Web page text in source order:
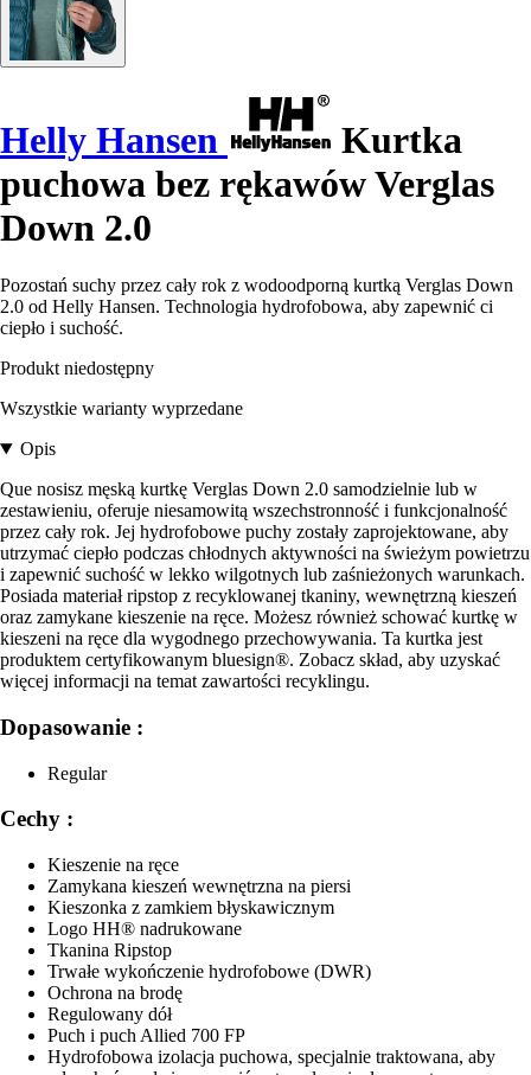
Helly Hansen
Kurtka
puchowa bez rękawów Verglas
Down 2.0
Pozostań suchy przez cały rok z wodoodporną kurtką Verglas Down
2.0 od Helly Hansen. Technologia hydrofobowa, aby zapewnić ci
ciepło i suchość.
Produkt niedostępny
Wszystkie warianty wyprzedane
Opis
Que nosisz męską kurtkę Verglas Down 2.0 samodzielnie lub w
zestawieniu, oferuje niesamowitą wszechstronność i funkcjonalność
przez cały rok. Jej hydrofobowe puchy zostały zaprojektowane, aby
utrzymać ciepło podczas chłodnych aktywności na świeżym powietrzu
i zapewnić suchość w lekko wilgotnych lub zaśnieżonych warunkach.
Posiada materiał ripstop z recyklowanej tkaniny, wewnętrzną kieszeń
oraz zamykane kieszenie na ręce. Możesz również schować kurtkę w
kieszeni na ręce dla wygodnego przechowywania. Ta kurtka jest
produktem certyfikowanym bluesign®. Zobacz skład, aby uzyskać
więcej informacji na temat zawartości recyklingu.
Dopasowanie :
Regular
Cechy :
Kieszenie na ręce
Zamykana kieszeń wewnętrzna na piersi
Kieszonka z zamkiem błyskawicznym
Logo HH® nadrukowane
Tkanina Ripstop
Trwałe wykończenie hydrofobowe (DWR)
Ochrona na brodę
Regulowany dół
Puch i puch Allied 700 FP
Hydrofobowa izolacja puchowa, specjalnie traktowana, aby